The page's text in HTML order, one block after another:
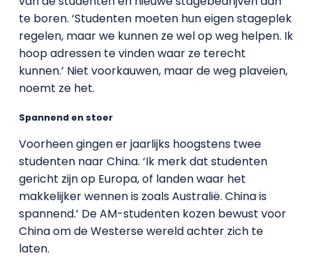
te boren. ‘Studenten moeten hun eigen stageplek
regelen, maar we kunnen ze wel op weg helpen. Ik
hoop adressen te vinden waar ze terecht
kunnen.’ Niet voorkauwen, maar de weg plaveien,
noemt ze het.
Spannend en stoer
Voorheen gingen er jaarlijks hoogstens twee
studenten naar China. ‘Ik merk dat studenten
gericht zijn op Europa, of landen waar het
makkelijker wennen is zoals Australië. China is
spannend.’ De AM-studenten kozen bewust voor
China om de Westerse wereld achter zich te
laten.